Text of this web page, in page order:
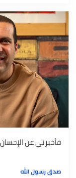
فأخبرني عن
صدق رسول الله